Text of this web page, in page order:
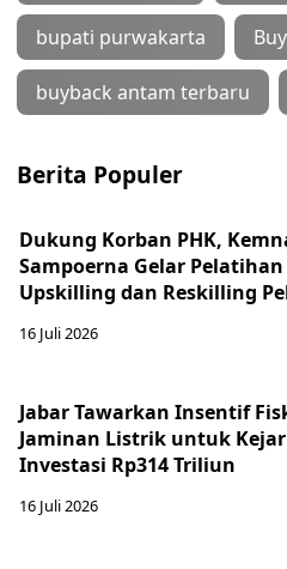
bupati purwakarta
buyback antam terbaru
Berita Populer
Dukung Korban PHK,
Sampoerna Gelar Pelatihan
Upskilling dan Reskilling
16 Juli 2026
Jabar Tawarkan Insentif
Jaminan Listrik untuk
Investasi Rp314 Triliun
16 Juli 2026